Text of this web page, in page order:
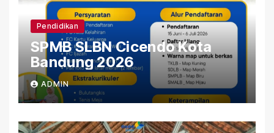
Pendidikan
SPMB SLBN Cicendo Kota
Bandung 2026
ADMIN